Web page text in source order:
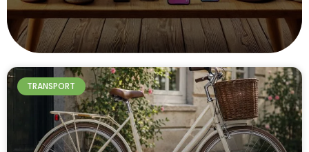
TRANSPORT